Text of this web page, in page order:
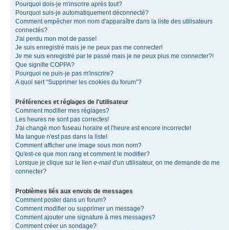
Pourquoi dois-je m'inscrire après tout?
Pourquoi suis-je automatiquement déconnecté?
Comment empêcher mon nom d'apparaître dans la liste des utilisateurs
connectés?
J'ai perdu mon mot de passe!
Je suis enregistré mais je ne peux pas me connecter!
Je me suis enregistré par le passé mais je ne peux plus me connecter?!
Que signifie COPPA?
Pourquoi ne puis-je pas m'inscrire?
A quoi sert “Supprimer les cookies du forum”?
Préférences et réglages de l'utilisateur
Comment modifier mes réglages?
Les heures ne sont pas correctes!
J'ai changé mon fuseau horaire et l'heure est encore incorrecte!
Ma langue n'est pas dans la liste!
Comment afficher une image sous mon nom?
Qu'est-ce que mon rang et comment le modifier?
Lorsque je clique sur le lien e-mail d'un utilisateur, on me demande de me
connecter?
Problèmes liés aux envois de messages
Comment poster dans un forum?
Comment modifier ou supprimer un message?
Comment ajouter une signature à mes messages?
Comment créer un sondage?